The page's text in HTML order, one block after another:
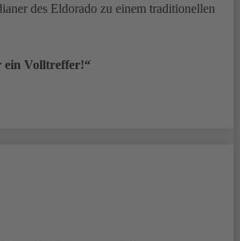
des Eldorado zu einem traditionellen
ein Volltreffer!“